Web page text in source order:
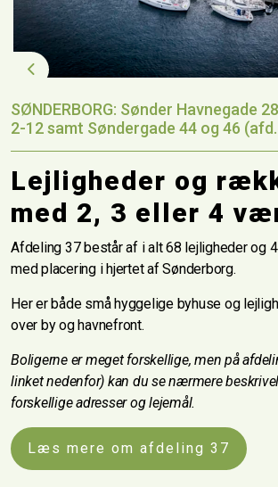
Previous
SØNDERBORG: Sønder Havnegade
2-12 samt Søndergade 44 og 46
Lejligheder og
med 2, 3 eller 4
Afdeling 37 består af i alt 68 lejligheder og
med placering i hjertet af Sønderborg.
Her er både små hyggelige byhuse og
over by og havnefront.
Boligerne er meget forskellige, men på
linket nedenfor) kan du se nærmere
forskellige adresser og lejemål.
Læs mere om afdeling 37